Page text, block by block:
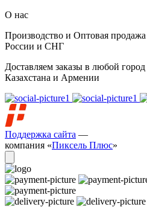
О нас
Производство и Оптовая
России и СНГ
Доставляем заказы в любой
Казахстана и Армении
Поддержка сайта —
компания «Пиксель Плюс»